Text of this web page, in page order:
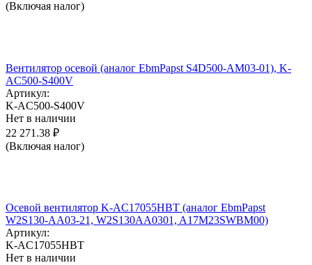
(Включая налог)
Вентилятор осевой (аналог EbmPapst S4D500-AM03-01), K-
AC500-S400V
Артикул:
K-AC500-S400V
Нет в наличии
22 271.38 ₽
(Включая налог)
Осевой вентилятор K-AC17055HBT (аналог EbmPapst
W2S130-AA03-21, W2S130AA0301, A17M23SWBM00)
Артикул:
K-AC17055HBT
Нет в наличии